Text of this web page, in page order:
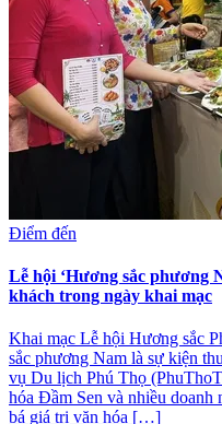
Điểm đến
Lễ hội ‘Hương sắc phương
khách trong ngày khai mạc
Khai mạc Lễ hội Hương sắc
sắc phương Nam là sự kiện
vụ Du lịch Phú Thọ
hóa Đầm Sen và nhiều doanh
bá giá trị văn hóa […]